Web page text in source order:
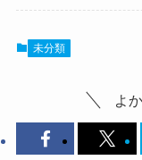
未分類
よ